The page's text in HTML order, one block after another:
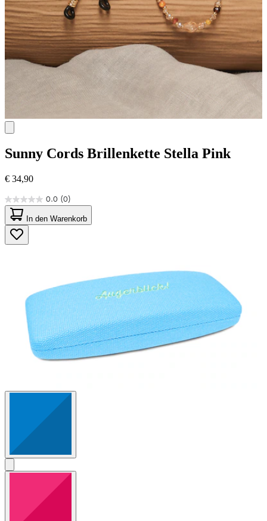
Sunny Cords Brillenkette Stella Pink
€ 34,90
0.0 (0)
0.0
von
5
Sternen.
In den Warenkorb